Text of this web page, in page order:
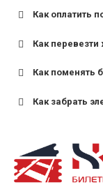
для поездов
для
Как оплатить
Как
Как поменять
Как забрать
назвав
предъявив